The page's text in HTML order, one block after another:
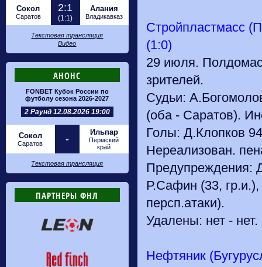
Сокол
Саратов
2:1
(1:1)
Алания
Владикавказ
Текстовая трансляция
Видео
АНОНС
FONBET Кубок России по
футболу сезона 2026-2027
2 Раунд 12.08.2026 19:00
Сокол
Саратов -
Ильпар
Пермский
край
Текстовая трансляция
ПАРТНЕРЫ ФНЛ
Стройпластмасс
(1:0)
29 июля.
зрителей.
Судьи:
(оба - Саратов).
Голы: Д.Клопков
Нереализован.
Предупреждения:
Р.Сафин (33,
персп.атаки).
Удалены: нет - нет.
Нефтяник